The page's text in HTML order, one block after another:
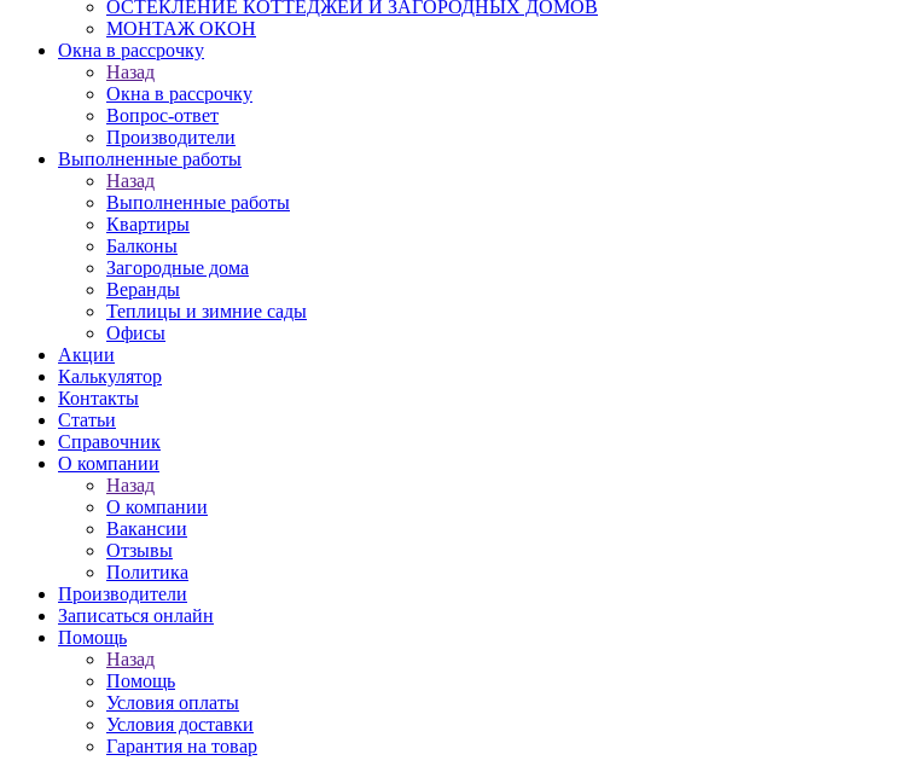
ОСТЕКЛЕНИЕ КОТТЕДЖЕЙ И ЗАГОРОДНЫХ ДОМОВ
МОНТАЖ ОКОН
Окна в рассрочку
Назад
Окна в рассрочку
Вопрос-ответ
Производители
Выполненные работы
Назад
Выполненные работы
Квартиры
Балконы
Загородные дома
Веранды
Теплицы и зимние сады
Офисы
Акции
Калькулятор
Контакты
Статьи
Справочник
О компании
Назад
О компании
Вакансии
Отзывы
Политика
Производители
Записаться онлайн
Помощь
Назад
Помощь
Условия оплаты
Условия доставки
Гарантия на товар